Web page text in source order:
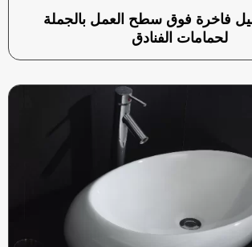
فاخرة فوق سطح العمل بالجملة
لحمامات الفنادق